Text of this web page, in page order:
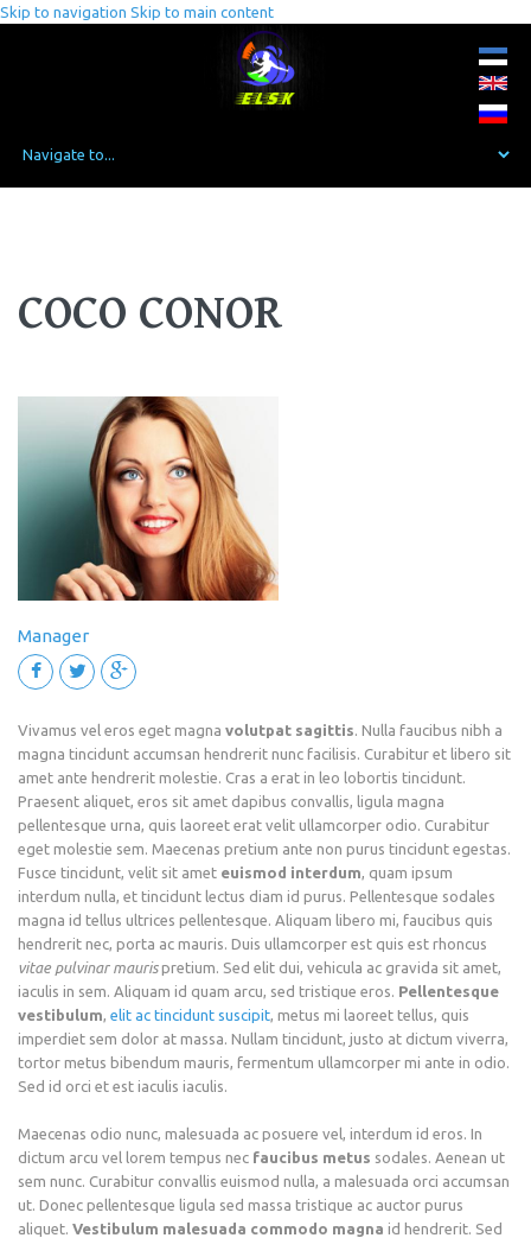
Skip to navigation Skip to main content
COCO CONOR
Manager
Vivamus vel eros eget magna volutpat sagittis. Nulla faucibus nibh a
magna tincidunt accumsan hendrerit nunc facilisis. Curabitur et libero sit
amet ante hendrerit molestie. Cras a erat in leo lobortis tincidunt.
Praesent aliquet, eros sit amet dapibus convallis, ligula magna
pellentesque urna, quis laoreet erat velit ullamcorper odio. Curabitur
eget molestie sem. Maecenas pretium ante non purus tincidunt egestas.
Fusce tincidunt, velit sit amet euismod interdum, quam ipsum
interdum nulla, et tincidunt lectus diam id purus. Pellentesque sodales
magna id tellus ultrices pellentesque. Aliquam libero mi, faucibus quis
hendrerit nec, porta ac mauris. Duis ullamcorper est quis est rhoncus
vitae pulvinar maurispretium. Sed elit dui, vehicula ac gravida sit amet,
iaculis in sem. Aliquam id quam arcu, sed tristique eros. Pellentesque
vestibulum, elit ac tincidunt suscipit, metus mi laoreet tellus, quis
imperdiet sem dolor at massa. Nullam tincidunt, justo at dictum viverra,
tortor metus bibendum mauris, fermentum ullamcorper mi ante in odio.
Sed id orci et est iaculis iaculis.
Maecenas odio nunc, malesuada ac posuere vel, interdum id eros. In
dictum arcu vel lorem tempus nec faucibus metus sodales. Aenean ut
sem nunc. Curabitur convallis euismod nulla, a malesuada orci accumsan
ut. Donec pellentesque ligula sed massa tristique ac auctor purus
aliquet. Vestibulum malesuada commodo magna id hendrerit. Sed